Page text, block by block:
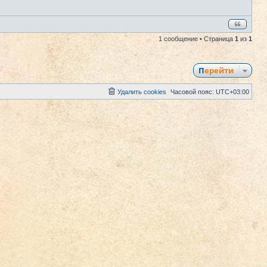
1 сообщение • Страница 1 из 1
Перейти
Часовой пояс: UTC+03:00
Удалить cookies